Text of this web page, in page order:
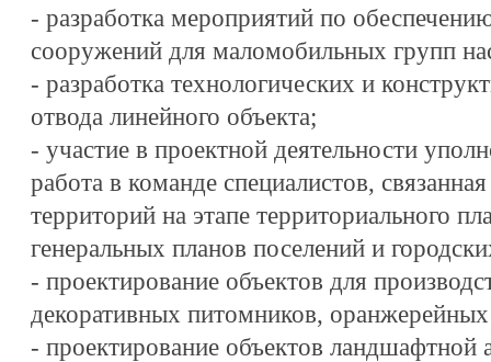
- разработка мероприятий по
сооружений для маломобильных групп
- разработка технологических и
отвода линейного объекта;
- участие в проектной деятельности
работа в команде специалистов,
территорий на этапе территориального
генеральных планов поселений и
- проектирование объектов для
декоративных питомников,
- проектирование объектов ландшафтной